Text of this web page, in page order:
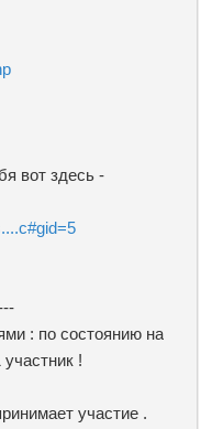
вот здесь -
: по состоянию на
!
участие .